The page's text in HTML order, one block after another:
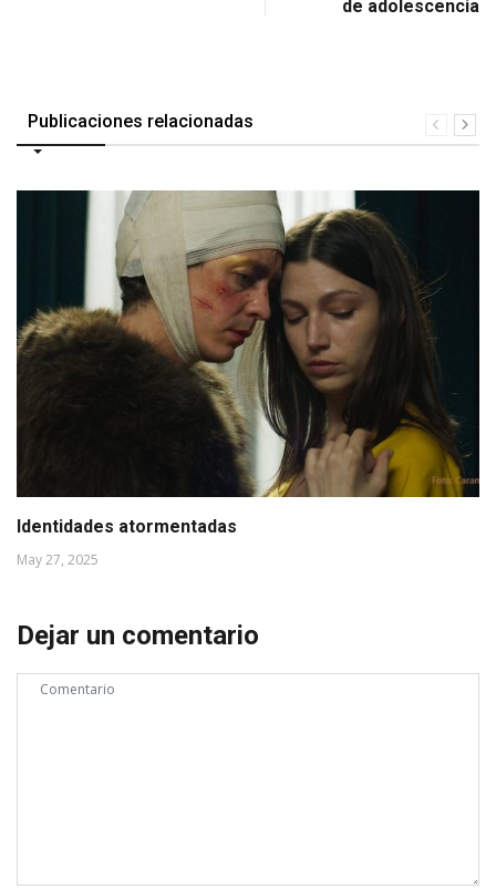
de adolescencia
Publicaciones relacionadas
Identidades atormentadas
May 27, 2025
Dejar un comentario